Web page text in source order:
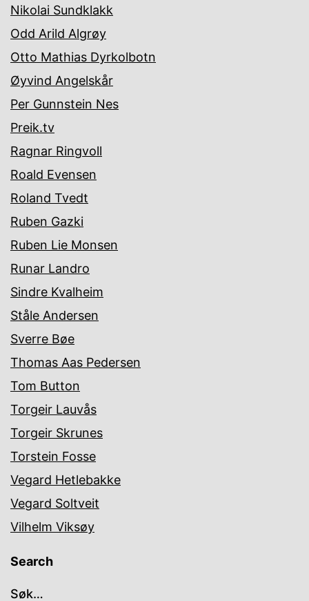
Nikolai Sundklakk
Odd Arild Algrøy
Otto Mathias Dyrkolbotn
Øyvind Angelskår
Per Gunnstein Nes
Preik.tv
Ragnar Ringvoll
Roald Evensen
Roland Tvedt
Ruben Gazki
Ruben Lie Monsen
Runar Landro
Sindre Kvalheim
Ståle Andersen
Sverre Bøe
Thomas Aas Pedersen
Tom Button
Torgeir Lauvås
Torgeir Skrunes
Torstein Fosse
Vegard Hetlebakke
Vegard Soltveit
Vilhelm Viksøy
Search
Søk…